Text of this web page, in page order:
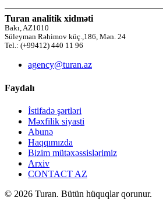
Turan analitik xidməti
Bakı, AZ1010
Süleyman Rəhimov küç.,186, Mən. 24
Tel.: (+99412) 440 11 96
agency@turan.az
Faydalı
İstifadə şərtləri
Məxfilik siyasti
Abunə
Haqqımızda
Bizim mütəxəssislərimiz
Arxiv
CONTACT AZ
© 2026 Turan. Bütün hüquqlar qorunur.